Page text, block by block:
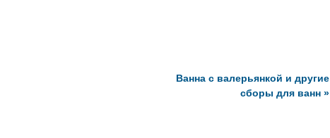
Ванна с валерьянкой и другие
сборы для ванн »